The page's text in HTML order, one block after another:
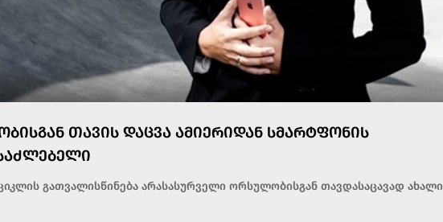
ᲗᲐᲕᲘᲡ ᲓᲐᲪᲕᲐ ᲐᲛᲘᲔᲠᲘᲓᲐᲜ ᲡᲛᲐᲠᲢᲤᲝᲜᲘᲡ
გათვალისწინება არასასურველი ორსულობისგან თავდასაცავად ახალი